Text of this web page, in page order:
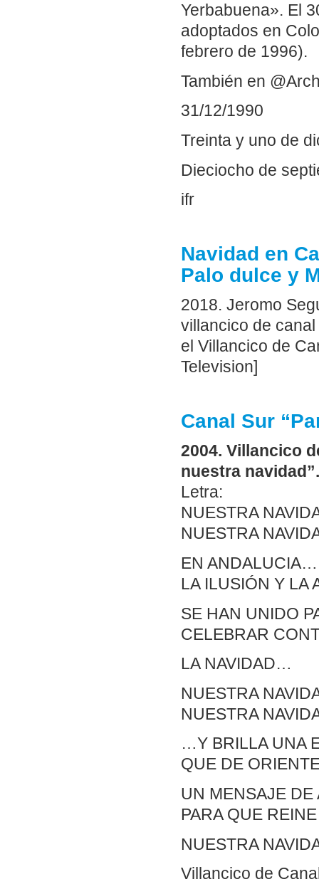
Yerbabuena». El
adoptados en
febrero de 1996).
También en
31/12/1990
Treinta y uno de
Dieciocho de
ifr
Navidad en
Palo dulce y
2018. Jeromo
villancico de
el Villancico de
Television]
Canal Sur
2004. Villancico
nuestra
Letra:
NUESTRA
NUESTRA
EN ANDALUCIA…
LA ILUSIÓN Y LA
SE HAN UNIDO
CELEBRAR
LA NAVIDAD…
NUESTRA
NUESTRA
…Y BRILLA UNA
QUE DE
UN MENSAJE
PARA QUE
NUESTRA
Villancico de